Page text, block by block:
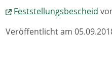
Feststellungsbescheid
Veröffentlicht am